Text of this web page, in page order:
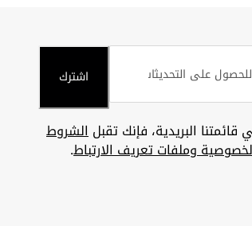
اشترك
البريدية، فإنك تقبلالشروط
وملفات تعريف الارتباط.